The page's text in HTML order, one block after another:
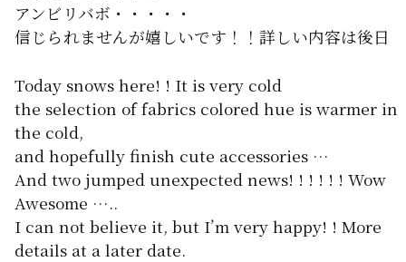
アンビリバボ・・・・・
信じられませんが嬉しいです！！詳しい内容は後日
Today snows here! ! It is very cold
the selection of fabrics colored hue is warmer in
the cold,
and hopefully finish cute accessories …
And two jumped unexpected news! ! ! ! ! ! Wow
Awesome …..
I can not believe it, but I’m very happy! ! More
details at a later date.